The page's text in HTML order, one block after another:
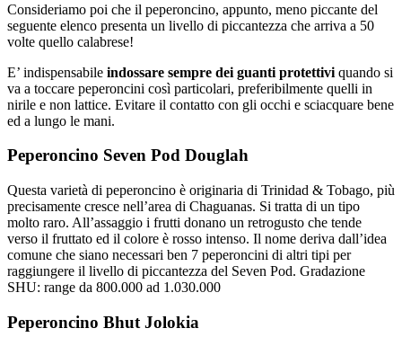
Consideriamo poi che il peperoncino, appunto, meno piccante del
seguente elenco presenta un livello di piccantezza che arriva a 50
volte quello calabrese!
E’ indispensabile indossare sempre dei guanti protettivi quando si
va a toccare peperoncini così particolari, preferibilmente quelli in
nirile e non lattice. Evitare il contatto con gli occhi e sciacquare bene
ed a lungo le mani.
Peperoncino Seven Pod Douglah
Questa varietà di peperoncino è originaria di Trinidad & Tobago, più
precisamente cresce nell’area di Chaguanas. Si tratta di un tipo
molto raro. All’assaggio i frutti donano un retrogusto che tende
verso il fruttato ed il colore è rosso intenso. Il nome deriva dall’idea
comune che siano necessari ben 7 peperoncini di altri tipi per
raggiungere il livello di piccantezza del Seven Pod. Gradazione
SHU: range da 800.000 ad 1.030.000
Peperoncino Bhut Jolokia